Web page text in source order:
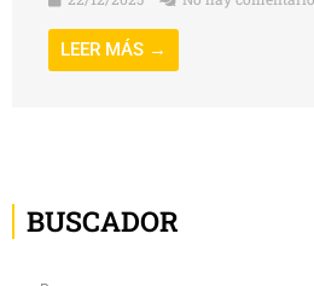
LEER MÁS →
BUSCADOR